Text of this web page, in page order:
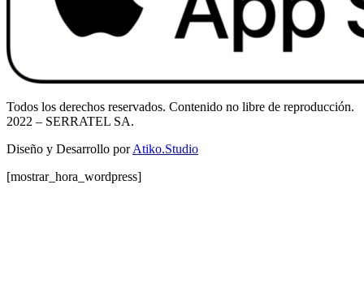
Todos los derechos reservados. Contenido no libre de reproducción.
2022 – SERRATEL SA.
Diseño y Desarrollo porAtiko.Studio
[mostrar_hora_wordpress]